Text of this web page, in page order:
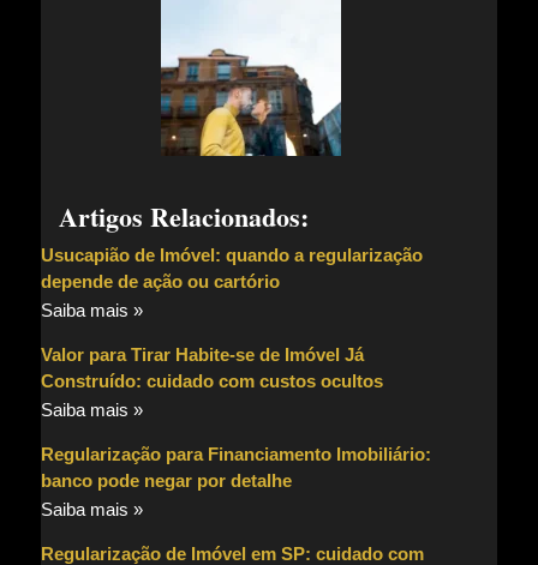
Artigos Relacionados:
Usucapião de Imóvel: quando a regularização
depende de ação ou cartório
Saiba mais »
Valor para Tirar Habite-se de Imóvel Já
Construído: cuidado com custos ocultos
Saiba mais »
Regularização para Financiamento Imobiliário:
banco pode negar por detalhe
Saiba mais »
Regularização de Imóvel em SP: cuidado com